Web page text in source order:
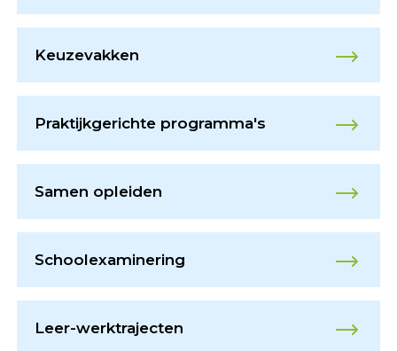
Keuzevakken
Praktijkgerichte programma's
Samen opleiden
Schoolexaminering
Leer-werktrajecten